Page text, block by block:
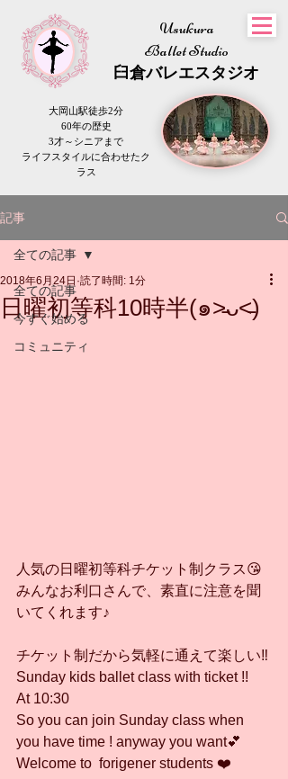
Usukura
Ballet Studio
​臼倉バレエスタジオ
大岡山駅徒歩2分
60年の歴史
3才～シニアまで
​ライフスタイルに合わせたク
ラス
記事
全ての記事
今すぐ始める
コミュニティ
全ての記事
日曜初等科10時半(๑˃̵ᴗ˂̵)
2018年6月24日 読了時間: 1分
人気の日曜初等科チケット制クラス😘
みんなお利口さんで、素直に注意を聞
いてくれます♪
チケット制だから気軽に通えて楽しい‼️
Sunday kids ballet class with ticket !!
At 10:30
So you can join Sunday class when
you have time ! anyway you want💕
Welcome to  forigener students ❤️